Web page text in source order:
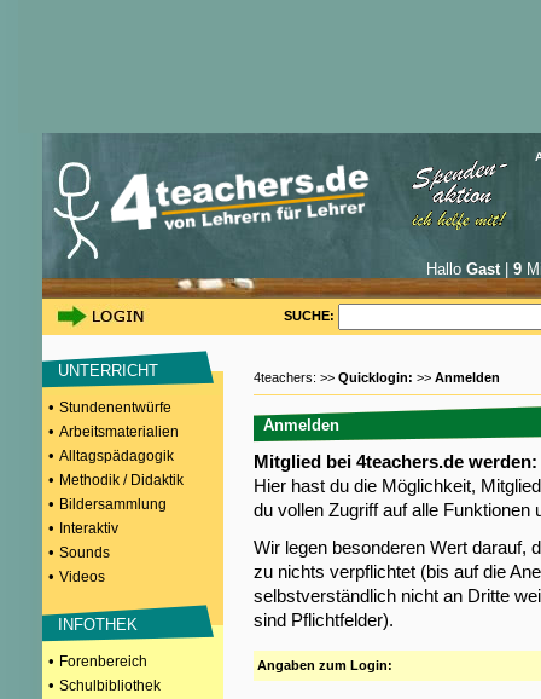
Hallo Gast| 9
SUCHE:
UNTERRICHT
• Stundenentwürfe
• Arbeitsmaterialien
• Alltagspädagogik
• Methodik / Didaktik
• Bildersammlung
• Interaktiv
• Sounds
• Videos
INFOTHEK
• Forenbereich
• Schulbibliothek
4teachers: >> Quicklogin: >> Anmelden
Anmelden
Mitglied bei 4teachers.de werden:
Hier hast du die Möglichkeit,
du vollen Zugriff auf alle Funktionen
Wir legen besonderen Wert darauf,
zu nichts verpflichtet (bis auf die
selbstverständlich nicht an Dritte
sind Pflichtfelder).
Angaben zum Login: